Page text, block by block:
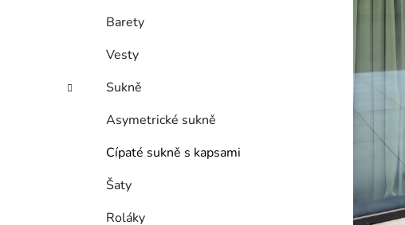
a
Barety
Vesty
Sukně
Asymetrické sukně
Cípaté sukně s kapsami
Šaty
Roláky